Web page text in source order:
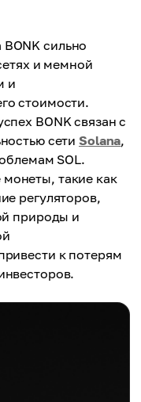
BONK сильно
и мемной
и
стоимости.
BONK связан с
сетиSolana,
SOL.
такие как
регуляторов,
природы и
к потерям